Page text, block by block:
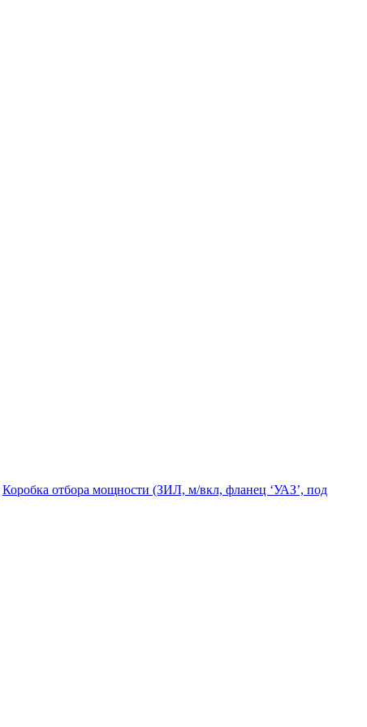
Коробка отбора мощности (ЗИЛ, м/вкл, фланец ‘УАЗ’, под